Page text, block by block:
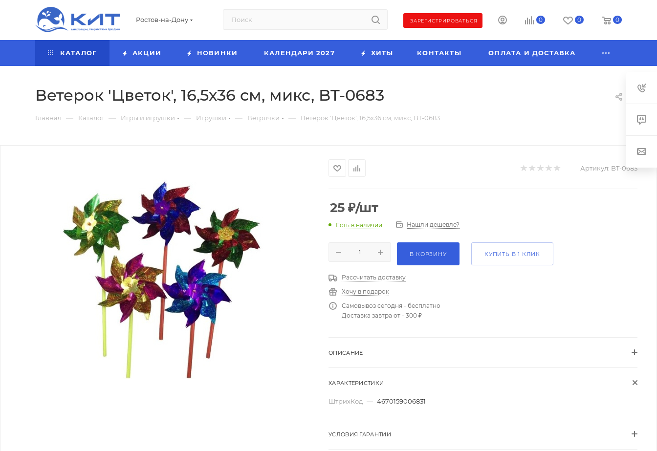
Ростов-на-Дону ЗАРЕГИСТРИРОВАТЬСЯ 0 0 0
КАТАЛОГ АКЦИИ НОВИНКИ КАЛЕНДАРИ 2027 ХИТЫ КОНТАКТЫ ОПЛАТА И ДОСТАВКА
Ветерок 'Цветок', 16,5х36 см, микс, BT-0683
Главная — Каталог — Игры и игрушки — Игрушки — Ветрячки — Ветерок 'Цветок', 16,5х36 см, микс, BT-0683
Артикул: BT-0683
25 ₽/шт
Есть в наличии Нашли дешевле?
В КОРЗИНУ КУПИТЬ В 1 КЛИК
Рассчитать доставку
Хочу в подарок
Самовывоз сегодня - бесплатно
Доставка завтра от - 300 ₽
ОПИСАНИЕ
ХАРАКТЕРИСТИКИ
ШтрихКод — 4670159006831
УСЛОВИЯ ГАРАНТИИ